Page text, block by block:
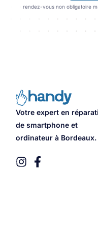
rendez-vous non obligatoire
Votre expert en
de smartphone et
ordinateur à Bordeaux.